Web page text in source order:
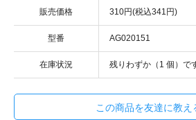
販売価格 310円(税込341円)
型番 AG020151
在庫状況 残りわずか（1 個）で
この商品を友達に教え